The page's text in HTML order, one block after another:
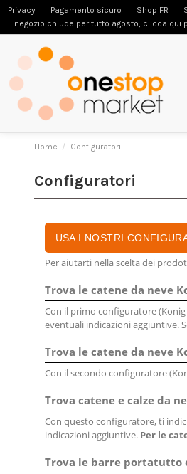
Privacy Pagamento sicuro Shop FR
Il negozio chiude per tutto agosto, clicca qui
Home Configuratori
Configuratori
USA I NOSTRI
Per aiutarti nella scelta dei
Trova le catene da neve
Con il primo configuratore
eventuali indicazioni aggiuntive.
Trova le catene da neve
Con il secondo configuratore
Trova catene e calze da
Con questo configuratore, ti
indicazioni aggiuntive. Per le
Trova le barre portatutto